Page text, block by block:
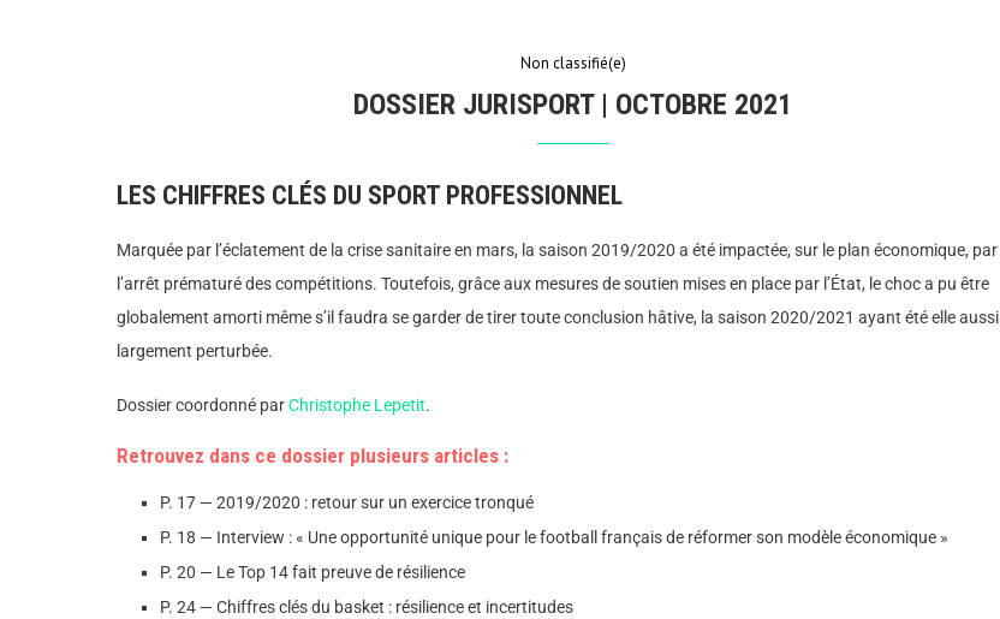
Non classifié(e)
DOSSIER JURISPORT | OCTOBRE 2021
LES CHIFFRES CLÉS DU SPORT PROFESSIONNEL
Marquée par l’éclatement de la crise sanitaire en mars, la saison 2019/2020 a été impactée, sur le plan économique, par
l’arrêt prématuré des compétitions. Toutefois, grâce aux mesures de soutien mises en place par l’État, le choc a pu être
globalement amorti même s’il faudra se garder de tirer toute conclusion hâtive, la saison 2020/2021 ayant été elle aussi
largement perturbée.
Dossier coordonné parChristophe Lepetit.
Retrouvez dans ce dossier plusieurs articles :
P. 17 — 2019/2020 : retour sur un exercice tronqué
P. 18 — Interview : « Une opportunité unique pour le football français de réformer son modèle économique »
P. 20 — Le Top 14 fait preuve de résilience
P. 24 — Chiffres clés du basket : résilience et incertitudes